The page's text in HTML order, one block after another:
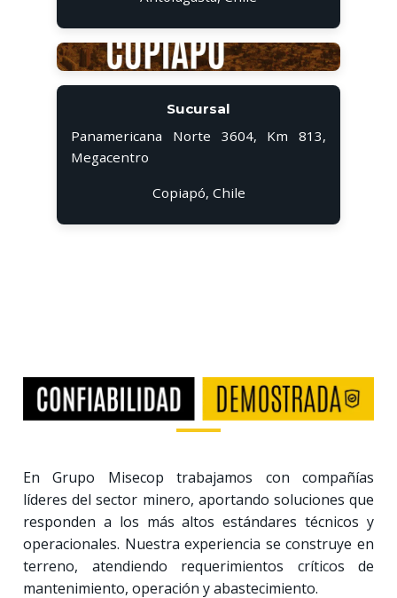
Sucursal
Panamericana Norte 3604, Km 813,
Megacentro
Copiapó, Chile
En Grupo Misecop trabajamos con compañías
líderes del sector minero, aportando soluciones que
responden a los más altos estándares técnicos y
operacionales. Nuestra experiencia se construye en
terreno, atendiendo requerimientos críticos de
mantenimiento, operación y abastecimiento.